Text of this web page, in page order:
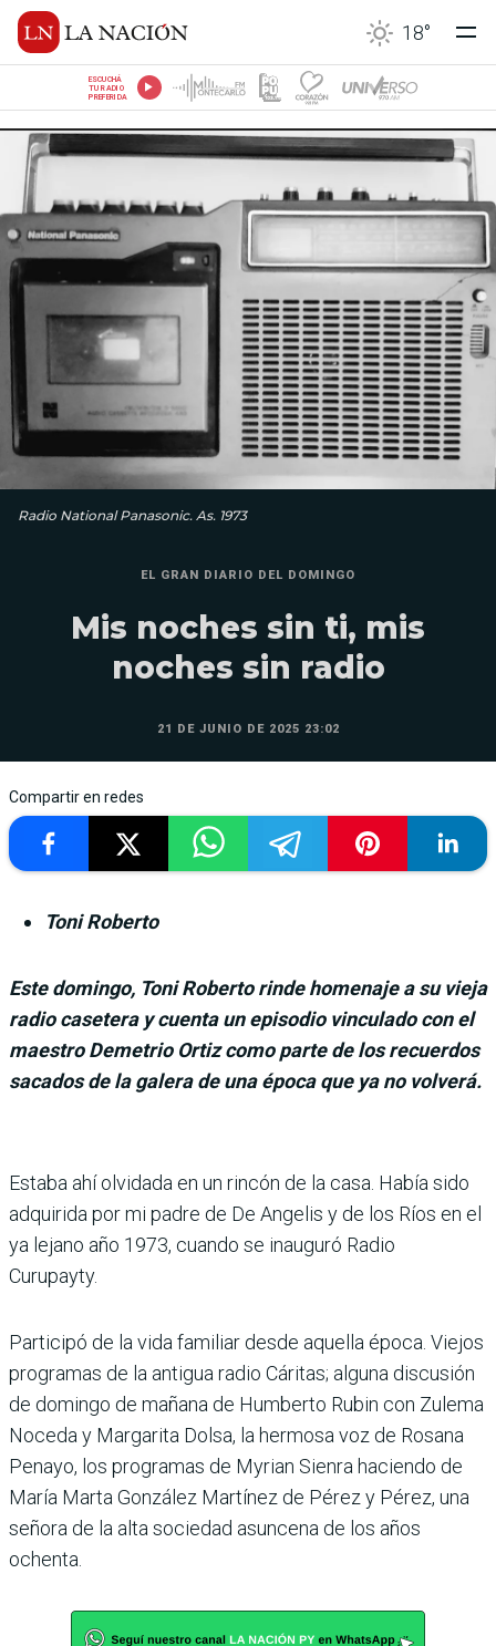
18°
ESCUCHÁ
TU RADIO
PREFERIDA
Radio National Panasonic. As. 1973
EL GRAN DIARIO DEL DOMINGO
Mis noches sin ti, mis
noches sin radio
21 DE JUNIO DE 2025 23:02
Compartir en redes
Toni Roberto
Este domingo, Toni Roberto rinde homenaje a su vieja
radio casetera y cuenta un episodio vinculado con el
maestro Demetrio Ortiz como parte de los recuerdos
sacados de la galera de una época que ya no volverá.
Estaba ahí olvidada en un rincón de la casa. Había sido
adquirida por mi padre de De Angelis y de los Ríos en el
ya lejano año 1973, cuando se inauguró Radio
Curupayty.
Participó de la vida familiar desde aquella época. Viejos
programas de la antigua radio Cáritas; alguna discusión
de domingo de mañana de Humberto Rubin con Zulema
Noceda y Margarita Dolsa, la hermosa voz de Rosana
Penayo, los programas de Myrian Sienra haciendo de
María Marta González Martínez de Pérez y Pérez, una
señora de la alta sociedad asuncena de los años
ochenta.